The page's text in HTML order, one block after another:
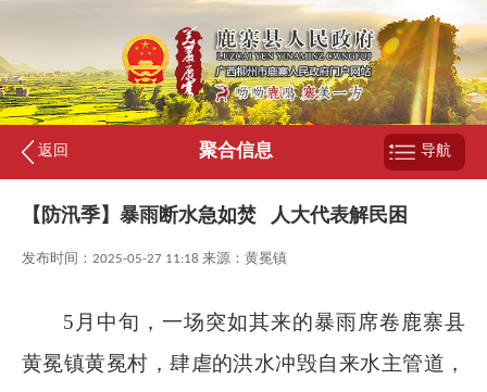
返回 聚合信息 导航
【防汛季】暴雨断水急如焚 人大代表解民困
发布时间：2025-05-27 11:18 来源：黄冕镇
5 月中旬，一场突如其来的暴雨席卷鹿寨县
黄冕镇黄冕村，肆虐的洪水冲毁自来水主管道，